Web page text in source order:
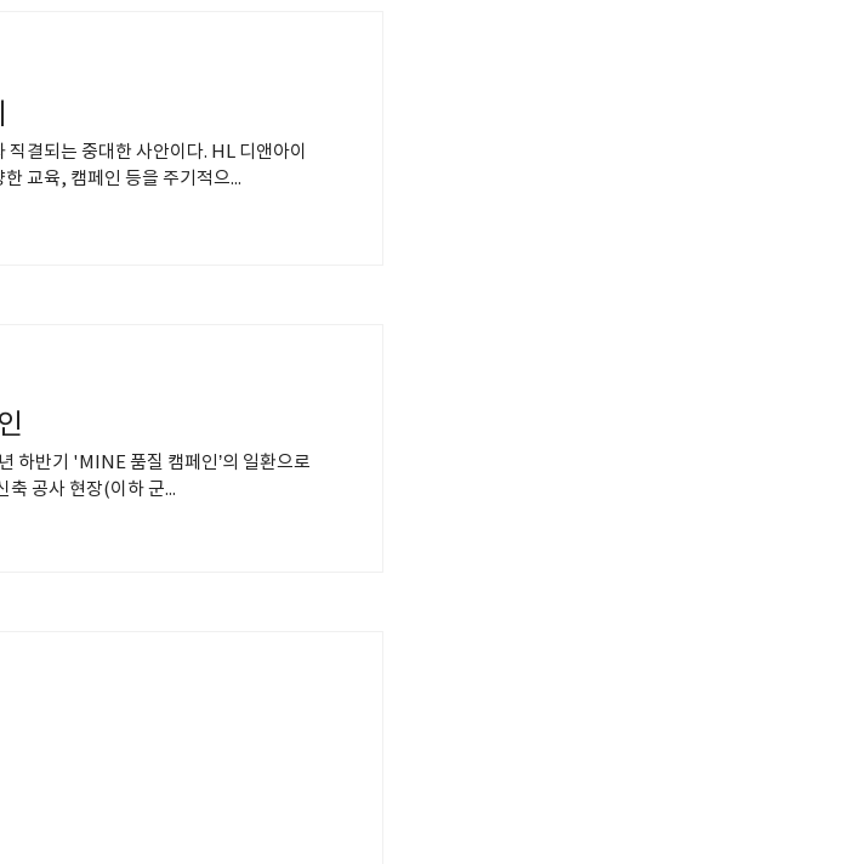
직결되는 중대한 사안이다. HL 디앤아이
교육, 캠페인 등을 주기적으...
하반기 'MINE 품질 캠페인’의 일환으로
공사 현장(이하 군...